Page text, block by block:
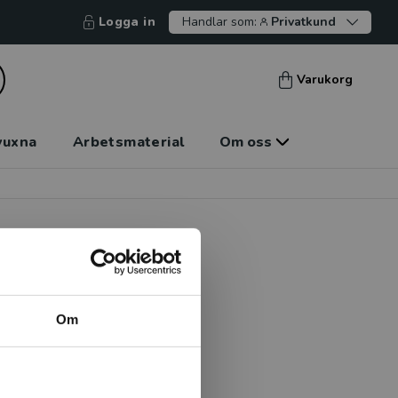
Om
Logga in Handlar som: Privatkund
Varukorg
Arbetsmaterial Om oss